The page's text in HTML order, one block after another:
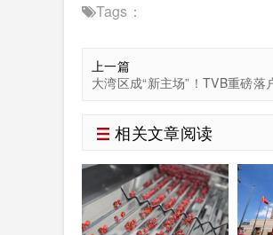
Tags：
上一篇
相关文章阅读